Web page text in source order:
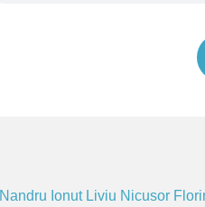
Nandru Ionut Liviu Nicusor